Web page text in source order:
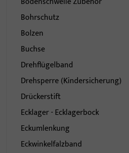
Bohrschutz
Bolzen
Buchse
Drehflügelband
Drehsperre (Kindersicherung)
Drückerstift
Ecklager - Ecklagerbock
Eckumlenkung
Eckwinkelfalzband